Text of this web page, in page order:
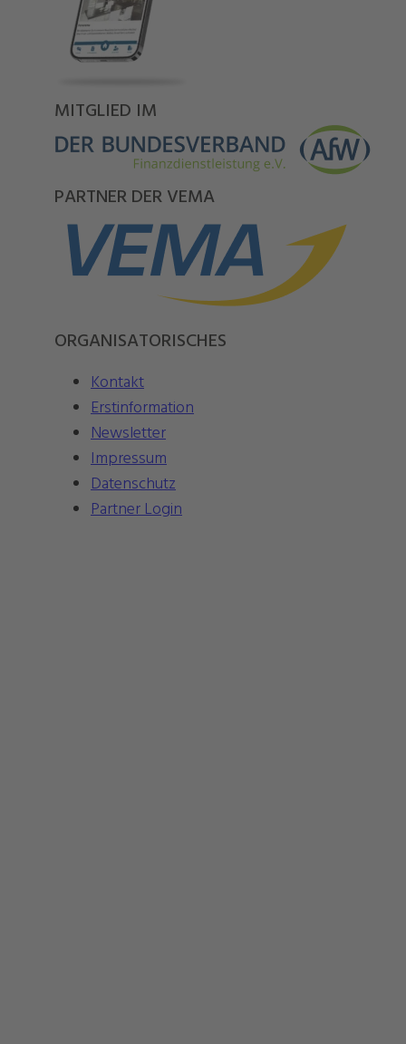
MITGLIED IM
PARTNER DER VEMA
ORGANISATORISCHES
Kontakt
Erstinformation
Newsletter
Impressum
Datenschutz
Partner Login